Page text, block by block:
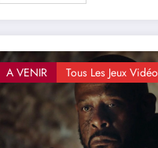
A VENIR Tous Les Jeux Vidéo